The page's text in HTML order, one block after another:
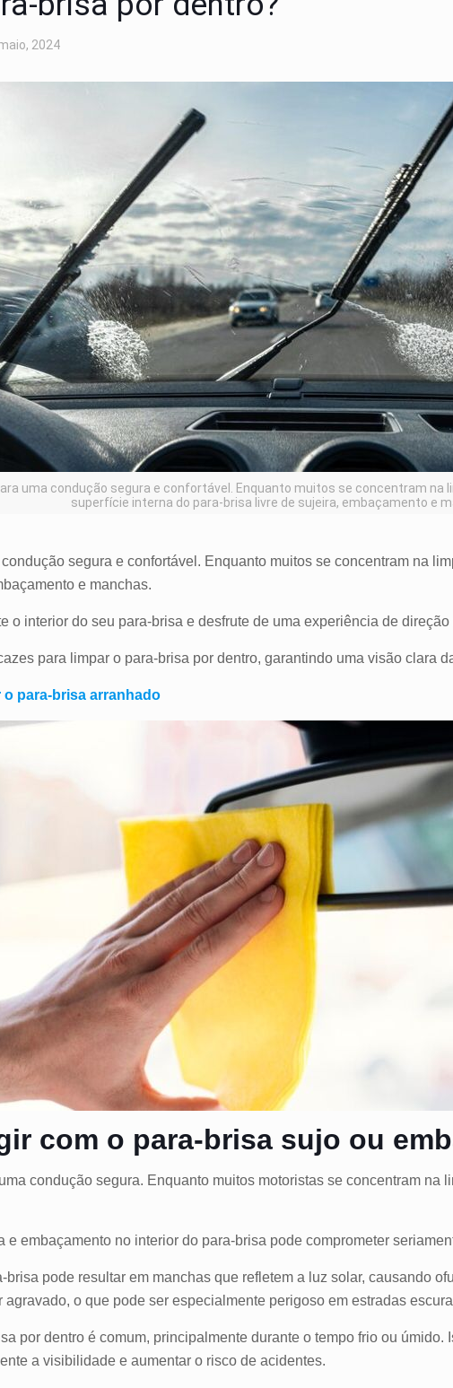
2024
uma condução segura e confortável. Enquanto muitos se concentram
superfície interna do para-brisa livre de sujeira, embaçamento e
segura e confortável. Enquanto muitos se concentram na
e manchas.
o interior do seu para-brisa e desfrute de uma experiência de
para limpar o para-brisa por dentro, garantindo uma visão clara
o para-brisa arranhado
com o para-brisa sujo ou
condução segura. Enquanto muitos motoristas se concentram na
e embaçamento no interior do para-brisa pode comprometer
pode resultar em manchas que refletem a luz solar, causando
agravado, o que pode ser especialmente perigoso em estradas
por dentro é comum, principalmente durante o tempo frio ou
a visibilidade e aumentar o risco de acidentes.